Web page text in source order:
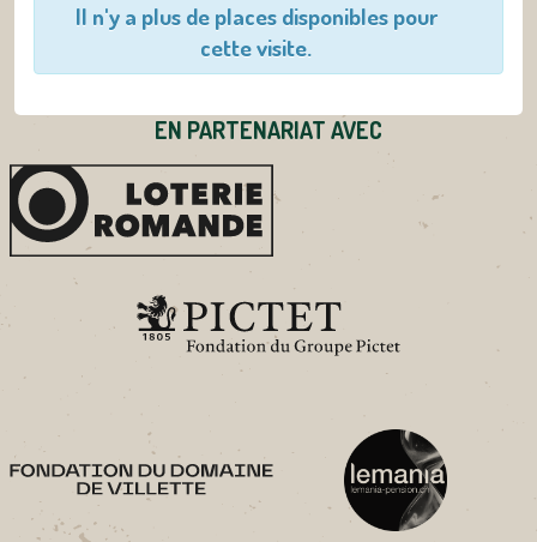
Il n'y a plus de places disponibles pour
cette visite.
EN PARTENARIAT AVEC